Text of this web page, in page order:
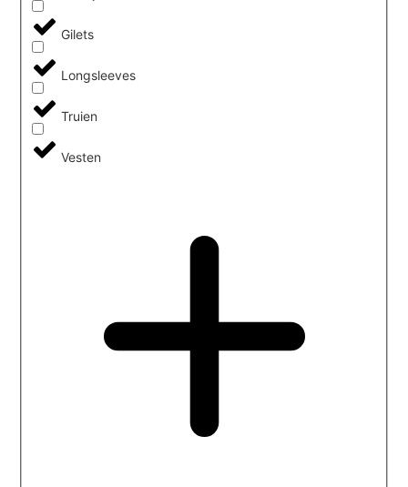
Gilets
Longsleeves
Truien
Vesten